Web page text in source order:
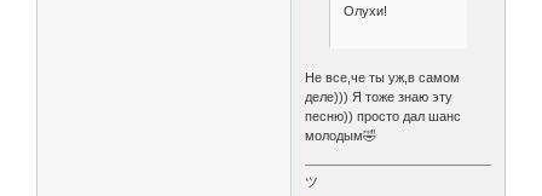
Олухи!
Не все,че ты уж,в самом
деле))) Я тоже знаю эту
песню)) просто дал шанс
молодым🤣
ツ